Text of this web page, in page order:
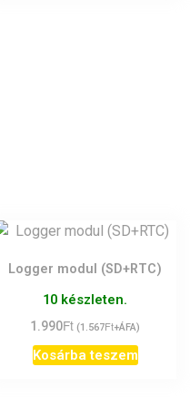
Logger modul (SD+RTC)
10 készleten.
1.990Ft (1.567Ft+ÁFA)
Kosárba teszem